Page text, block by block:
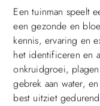
Een tuinman speelt
een gezonde en
kennis, ervaring en
het identificeren en
onkruidgroei,
gebrek aan water,
best uitziet